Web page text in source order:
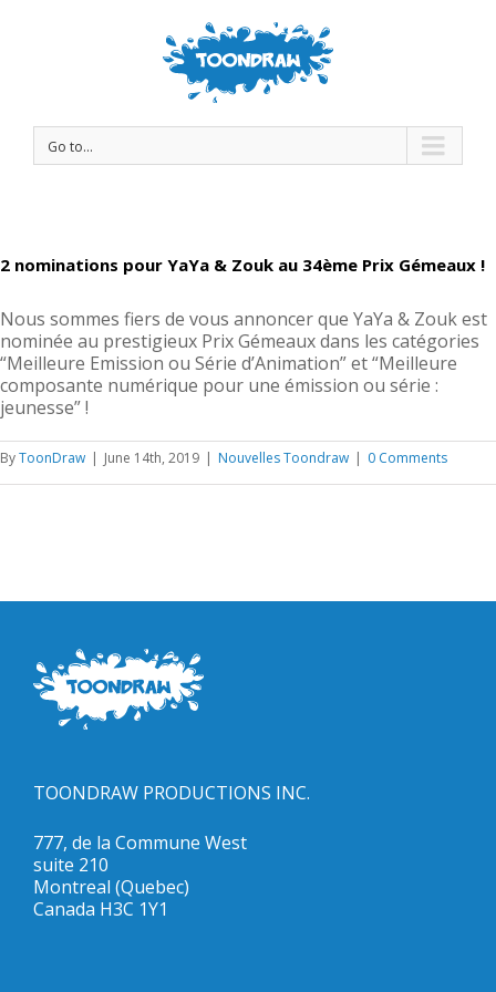
Go to...
2 nominations pour YaYa & Zouk au 34ème Prix Gémeaux !
Nous sommes fiers de vous annoncer que YaYa & Zouk est
nominée au prestigieux Prix Gémeaux dans les catégories
“Meilleure Emission ou Série d’Animation” et “Meilleure
composante numérique pour une émission ou série :
jeunesse” !
ByToonDraw | June 14th, 2019 | Nouvelles Toondraw | 0 Comments
TOONDRAW PRODUCTIONS INC.
777, de la Commune West
suite 210
Montreal (Quebec)
Canada H3C 1Y1